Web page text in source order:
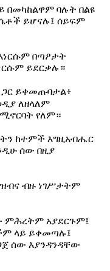
በመካከልዋም ባሉት በልዩ
ይሆናሉ፤ ሰይፍም
በጣዖታት
ይደርቃሉ።
ጋር ይቀመጡባታል፥
ለዘላለም
የለም።
ከተምች እግዚአብሔር
ሰው በዚያ
ብዙ ነገሥታትም
ምሕረትም አያደርጉም፤
ላይ ይቀመጣሉ፤
ሰው እያንዳንዳቸው